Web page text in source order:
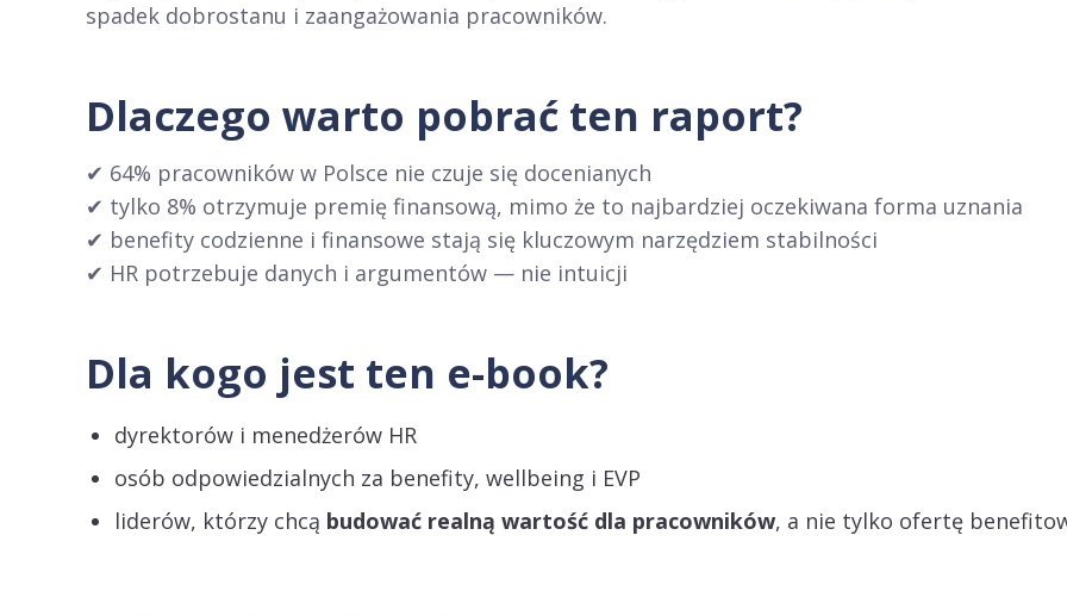
spadek dobrostanu i zaangażowania pracowników.
Dlaczego warto pobrać ten raport?
✔ 64% pracowników w Polsce nie czuje się docenianych
✔ tylko 8% otrzymuje premię finansową, mimo że to najbardziej oczekiwana forma uznania
✔ benefity codzienne i finansowe stają się kluczowym narzędziem stabilności
✔ HR potrzebuje danych i argumentów — nie intuicji
Dla kogo jest ten e-book?
dyrektorów i menedżerów HR
osób odpowiedzialnych za benefity, wellbeing i EVP
liderów, którzy chcą budować realną wartość dla pracowników, a nie tylko ofertę